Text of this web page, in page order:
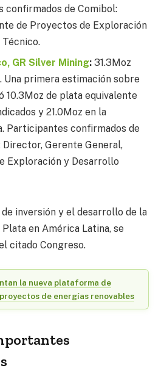
confirmados de Comibol:
de Proyectos de Exploración
GR Silver Mining: 31.3Moz
Una primera estimación sobre
de plata equivalente
y 21.0Moz en la
Participantes confirmados de
Gerente General,
Exploración y Desarrollo
inversión y el desarrollo de la
en América Latina, se
citado Congreso.
la nueva plataforma de
de energías renovables